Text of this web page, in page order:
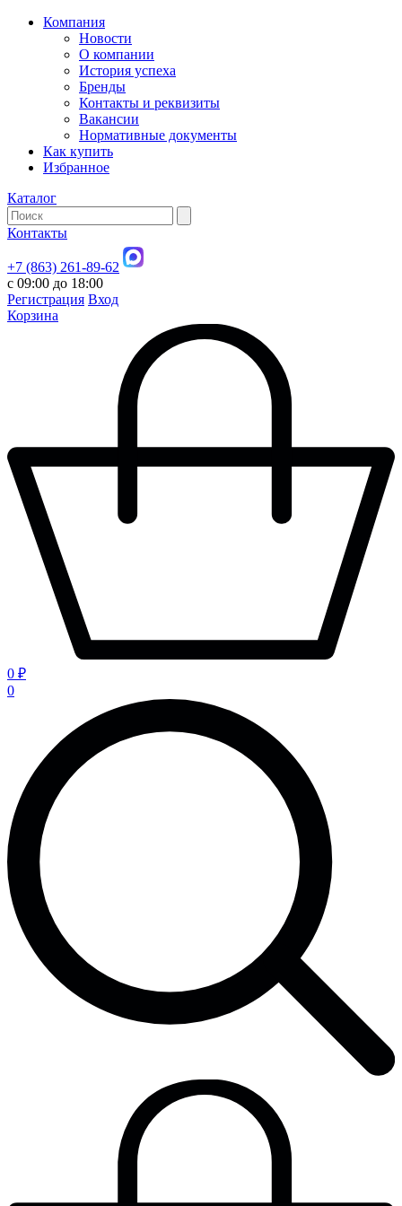
Компания
Новости
О компании
История успеха
Бренды
Контакты и реквизиты
Вакансии
Нормативные документы
Как купить
Избранное
Каталог
Контакты
+7 (863) 261-89-62
с 09:00 до 18:00
Регистрация Вход
Корзина
0 ₽
0